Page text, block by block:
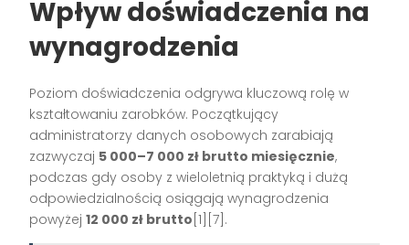
Wpływ doświadczenia na
wynagrodzenia
Poziom doświadczenia odgrywa kluczową rolę w
kształtowaniu zarobków. Początkujący
administratorzy danych osobowych zarabiają
zazwyczaj 5 000–7 000 zł brutto miesięcznie,
podczas gdy osoby z wieloletnią praktyką i dużą
odpowiedzialnością osiągają wynagrodzenia
powyżej12 000 zł brutto [1][7].